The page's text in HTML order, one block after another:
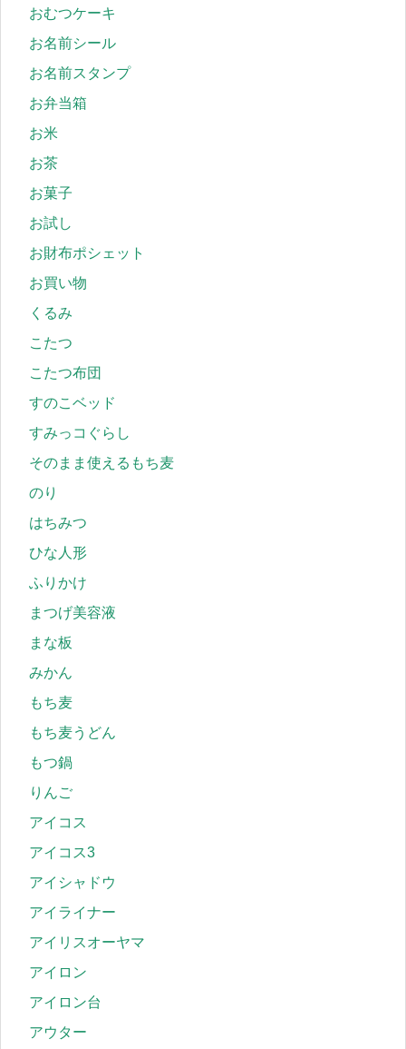
おむつケーキ
お名前シール
お名前スタンプ
お弁当箱
お米
お茶
お菓子
お試し
お財布ポシェット
お買い物
くるみ
こたつ
こたつ布団
すのこベッド
すみっコぐらし
そのまま使えるもち麦
のり
はちみつ
ひな人形
ふりかけ
まつげ美容液
まな板
みかん
もち麦
もち麦うどん
もつ鍋
りんご
アイコス
アイコス3
アイシャドウ
アイライナー
アイリスオーヤマ
アイロン
アイロン台
アウター